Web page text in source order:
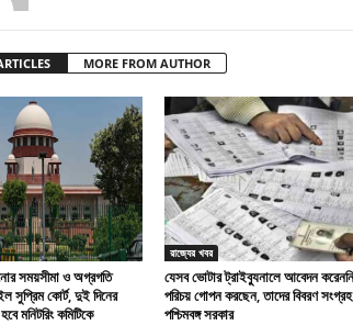
MORE FROM AUTHOR
সময়সীমা ও অগ্রগতি
সুপ্রিম কোর্ট, দুই দিনের
মনিটরিং কমিটিকে
রাজ্যের খবর
যেসব ভোটার ট্রাইব্যুনালে আবেদন
পরিচয় গোপন করছেন, তাদের বিবরণ
পশ্চিমবঙ্গ সরকার